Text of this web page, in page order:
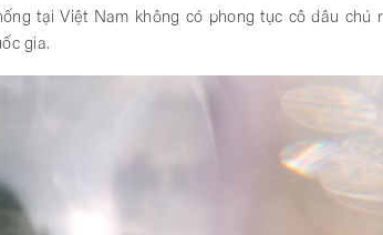
tại Việt Nam không có phong tục cô dâu
gia.